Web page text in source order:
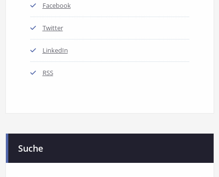
Facebook
Twitter
LinkedIn
RSS
Suche